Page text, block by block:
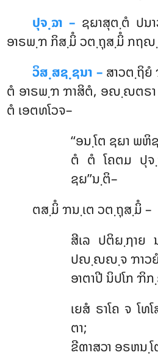
ປຸຈ຺ຉາ – ຊຏາສຸຕ຺ຕໍ ປນ
ອາຣພ຺ຠ ກິສ຺ມິໍ ວຕ຺ຖຸສ຺ມິໍ ກຖຎ຺
ວິສ຺ສຊ຺ຊນາ –ສາວຕ຺ຖິຍໍ
ຕໍ ອາຣພ຺ຠ ຠາສິຕໍ, ອຎ຺ຎຕຣາ
ຕໍ ເອຕທໂວຈ–
‘‘ອນ຺ໂຕ ຊຏາ ພ
ຕໍ ຕໍ ໂຄຕມ ປຸຈ຺
ຊຏ’’ນ຺ຕິ–
ຕສ຺ມິໍ ຠນ຺ເຕ ວຕ຺ຖຸສ຺ມິໍ –
ສີເລ ປຕິຏ຺ຐາ
ປຎ຺ຎຎ຺ຈ ຠາວ
ອາຕາປີ ນິປໂກ ຠິ
ເຍສໍ ຣາໂຄ ຈ ໂ
ຕາ;
ຂີຓາສວາ ອຣຫນ຺